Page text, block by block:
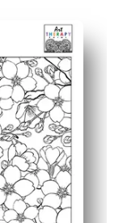
mulai
keterlibatan
dan
saudara